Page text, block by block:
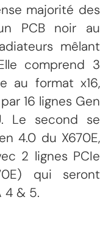
majorité des
PCB noir au
mêlant
comprend 3
au format x16,
16 lignes Gen
Le second se
4.0 du X670E,
2 lignes PCIe
qui seront
4 & 5.